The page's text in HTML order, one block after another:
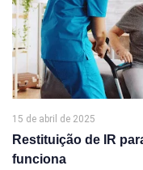
15 de abril de 2025
Restituição de IR
funciona